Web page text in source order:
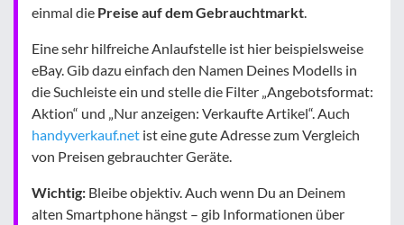
einmal die Preise auf dem Gebrauchtmarkt
Eine sehr hilfreiche Anlaufstelle ist hier beispielsweise
eBay. Gib dazu einfach den Namen Deines Modells in
die Suchleiste ein und stelle die Filter „Angebotsformat:
Aktion“ und „Nur anzeigen: Verkaufte Artikel“. Auch
handyverkauf.net ist eine gute Adresse zum Vergleich
von Preisen gebrauchter Geräte.
Wichtig: Bleibe objektiv. Auch wenn Du an Deinem
alten Smartphone hängst – gib Informationen über